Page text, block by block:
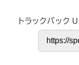
トラックバック